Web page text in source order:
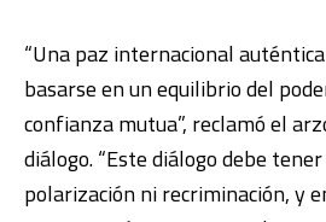
“Una paz internacional
basarse en un equilibrio del
confianza mutua”, reclamó el
diálogo. “Este diálogo debe
polarización ni recriminación, y